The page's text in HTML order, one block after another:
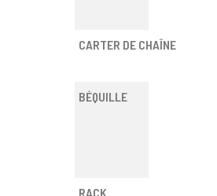
CARTER DE CHAÎNE
BÉQUILLE
RACK